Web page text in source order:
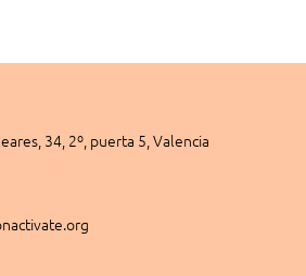
34, 2º, puerta 5, Valencia